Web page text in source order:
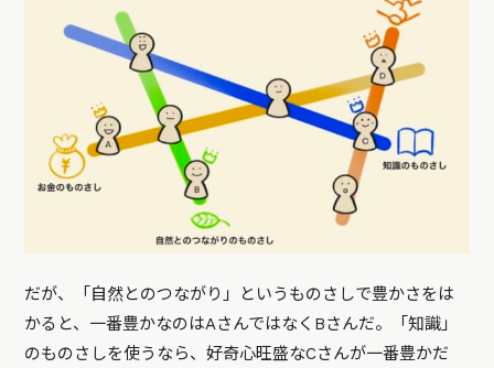
だが、「自然とのつながり」というものさしで豊かさをは
かると、一番豊かなのはAさんではなくBさんだ。「知識」
のものさしを使うなら、好奇心旺盛なCさんが一番豊かだ